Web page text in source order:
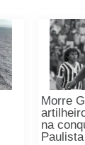
Morre
na